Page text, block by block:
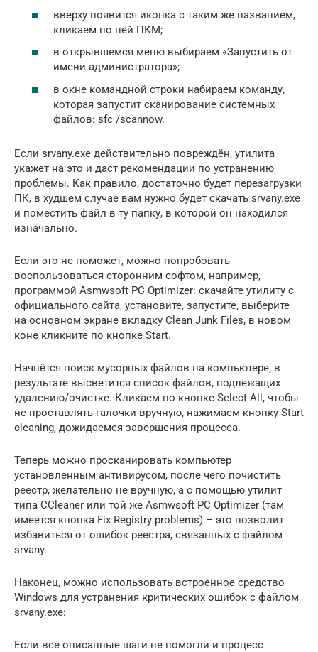
вверху появится иконка с таким же названием,
кликаем по ней ПКМ;
в открывшемся меню выбираем «Запустить от
имени администратора»;
в окне командной строки набираем команду,
которая запустит сканирование системных
файлов: sfc /scannow.
Если srvany.exe действительно повреждён, утилита
укажет на это и даст рекомендации по устранению
проблемы. Как правило, достаточно будет перезагрузки
ПК, в худшем случае вам нужно будет скачать srvany.exe
и поместить файл в ту папку, в которой он находился
изначально.
Если это не поможет, можно попробовать
воспользоваться сторонним софтом, например,
программой Asmwsoft PC Optimizer: скачайте утилиту с
официального сайта, установите, запустите, выберите
на основном экране вкладку Clean Junk Files, в новом
коне кликните по кнопке Start.
Начнётся поиск мусорных файлов на компьютере, в
результате высветится список файлов, подлежащих
удалению/очистке. Кликаем по кнопке Select All, чтобы
не проставлять галочки вручную, нажимаем кнопку Start
cleaning, дожидаемся завершения процесса.
Теперь можно просканировать компьютер
установленным антивирусом, после чего почистить
реестр, желательно не вручную, а с помощью утилит
типа CCleaner или той же Asmwsoft PC Optimizer (там
имеется кнопка Fix Registry problems) – это позволит
избавиться от ошибок реестра, связанных с файлом
srvany.
Наконец, можно использовать встроенное средство
Windows для устранения критических ошибок с файлом
srvany.exe:
Если все описанные шаги не помогли и процесс